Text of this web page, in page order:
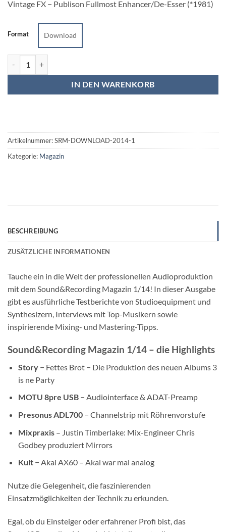
Vintage FX − Publison Fullmost Enhancer/De-Esser (*1981)
Format Download
IN DEN WARENKORB
Artikelnummer:SRM-DOWNLOAD-2014-1
Kategorie: Magazin
BESCHREIBUNG
ZUSÄTZLICHE INFORMATIONEN
Tauche ein in die Welt der professionellen Audioproduktion
mit dem Sound&Recording Magazin 1/14! In dieser Ausgabe
gibt es ausführliche Testberichte von Studioequipment und
Synthesizern, Interviews mit Top-Musikern sowie
inspirierende Mixing- und Mastering-Tipps.
Sound&Recording Magazin 1/14 – die Highlights
Story− Fettes Brot − Die Produktion des neuen Albums 3
is ne Party
MOTU 8pre USB− Audiointerface & ADAT-Preamp
Presonus ADL700− Channelstrip mit Röhrenvorstufe
Mixpraxis– Justin Timberlake: Mix-Engineer Chris
Godbey produziert Mirrors
Kult− Akai AX60 – Akai war mal analog
Nutze die Gelegenheit, die faszinierenden
Einsatzmöglichkeiten der Technik zu erkunden.
Egal, ob du Einsteiger oder erfahrener Profi bist, das